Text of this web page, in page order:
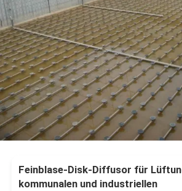
Feinblase-Disk-Diffusor für
kommunalen und industriellen